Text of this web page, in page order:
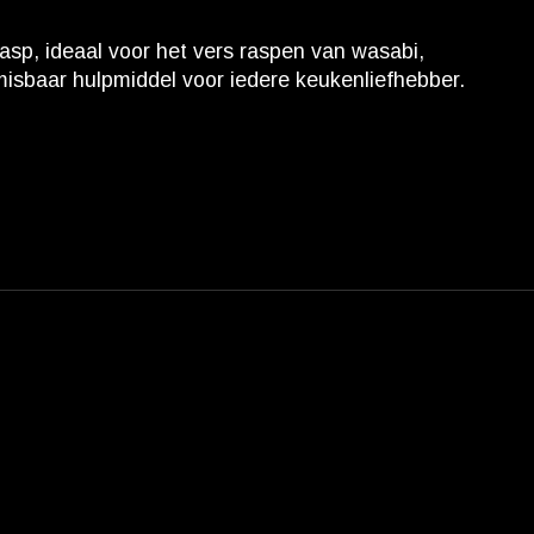
ideaal voor het vers raspen van wasabi,
hulpmiddel voor iedere keukenliefhebber.